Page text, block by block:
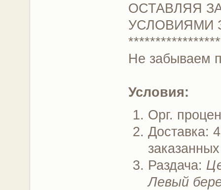
ОСТАВЛЯЯ
УСЛОВИЯМИ
Не забываем
Условия:
Орг.
Доставка:
Раздача:
Левый